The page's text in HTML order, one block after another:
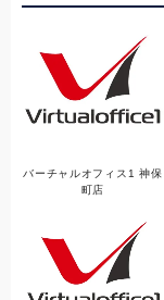
バーチャルオフィス1 神保
町店